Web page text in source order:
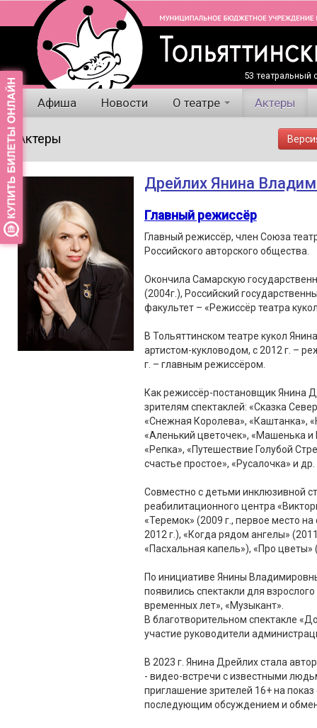
53 театральный
Афиша Новости О театре Актеры
Актеры
Дрейлих Янина
Главный режиссёр
Главный режиссёр, член Союза
Российского авторского общества.
Окончила Самарскую
(2004г.), Российский
факультет – «Режиссёр театра
В Тольяттинском театре кукол
артистом-кукловодом, с 2012 г. –
г. – главным режиссёром.
Как режиссёр-постановщик Янина
зрителям спектаклей: «Сказка
«Снежная Королева», «Каштанка»,
«Аленький цветочек», «Машенька
«Репка», «Путешествие Голубой
счастье простое», «Русалочка» и др.
Совместно с детьми инклюзивной
реабилитационного центра
«Теремок» (2009 г., первое место
2012 г.), «Когда рядом ангелы»
«Пасхальная капель»), «Про цветы»
По инициативе Янины
появились спектакли для
временных лет», «Музыкант».
В благотворительном спектакле
участие руководители
В 2023 г. Янина Дрейлих стала
- видео-встречи с известными
приглашение зрителей 16+ на
последующим обсуждением и